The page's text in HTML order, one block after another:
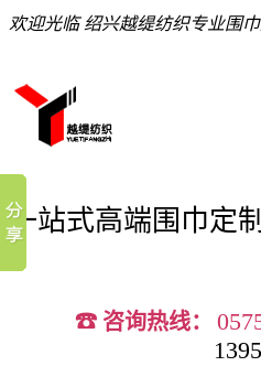
欢迎光临 绍兴越缇纺织专业围
一站式高端围巾定制
☎ 咨询热线：